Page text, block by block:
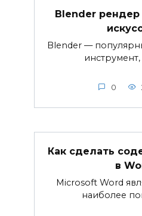
Blender рендер
Blender —
0
Как сделать
в
Microsoft Word
наиболее